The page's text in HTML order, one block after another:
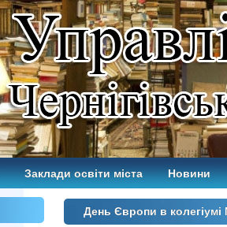
Заклади освіти міста Новини
День Європи в